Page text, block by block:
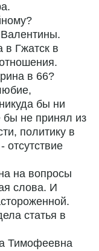
в Гжатск в
в 66?
бы ни
не принял из
политику в
на вопросы
слова. И
статья в
Тимофеевна